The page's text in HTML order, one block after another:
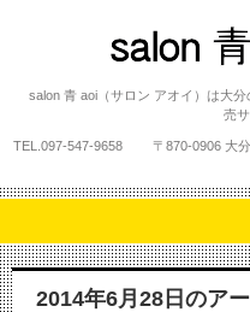
salon 青 aoi
salon 青 aoi（サロン アオイ）は大
売
TEL. 097-547-9658 〒870-0906
2014年6月28日 のア